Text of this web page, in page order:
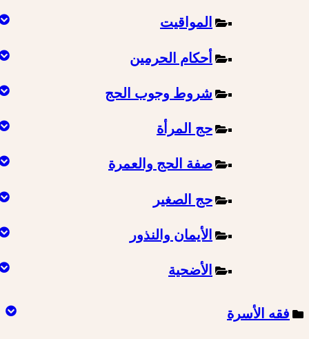
المواقيت
أحكام الحرمين
شروط وجوب الحج
حج المرأة
صفة الحج والعمرة
حج الصغير
الأيمان والنذور
الأضحية
فقه الأسرة